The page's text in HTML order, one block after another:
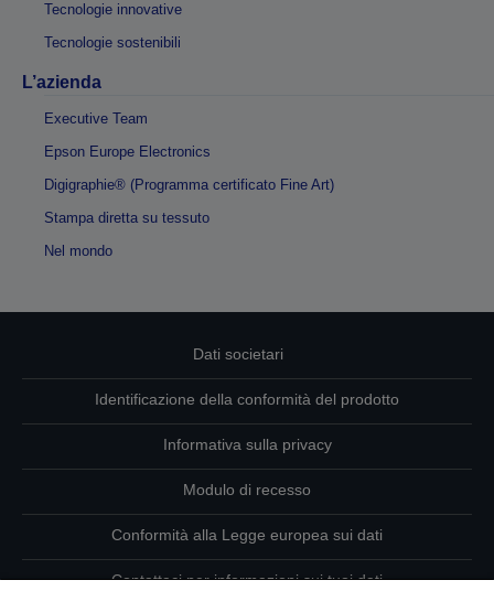
Tecnologie innovative
Tecnologie sostenibili
L’azienda
Executive Team
Epson Europe Electronics
Digigraphie® (Programma certificato Fine Art)
Stampa diretta su tessuto
Nel mondo
Dati societari
Identificazione della conformità del prodotto
Informativa sulla privacy
Modulo di recesso
Conformità alla Legge europea sui dati
Contattaci per informazioni sui tuoi dati